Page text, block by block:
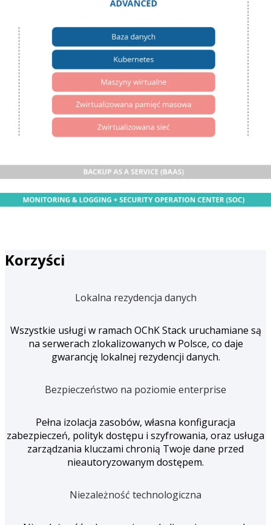
Korzyści
Lokalna rezydencja danych
Wszystkie usługi w ramach OChK Stack uruchamiane są
na serwerach zlokalizowanych w Polsce, co daje
gwarancję lokalnej rezydencji danych.
Bezpieczeństwo na poziomie enterprise
Pełna izolacja zasobów, własna konfiguracja
zabezpieczeń, polityk dostępu i szyfrowania, oraz usługa
zarządzania kluczami chronią Twoje dane przed
nieautoryzowanym dostępem.
Niezależność technologiczna